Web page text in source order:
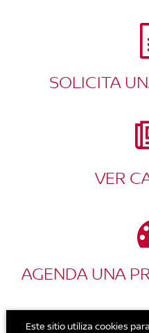
SOLICITA
VER
AGENDA UNA
Este sitio utiliza cookies